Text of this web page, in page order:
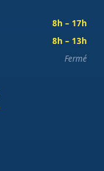
8h – 17h
8h – 13h
Fermé